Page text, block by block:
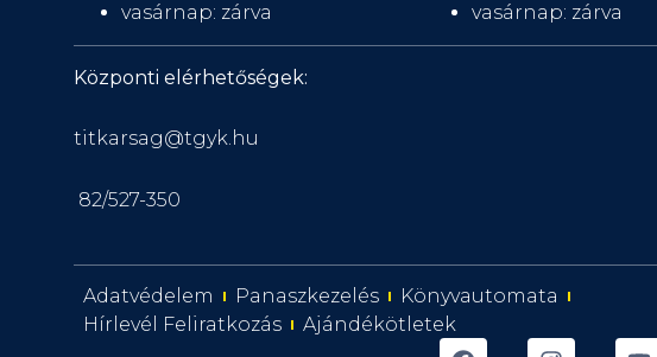
vasárnap: zárva
vasárnap: zárva
Központi elérhetőségek:
titkarsag@tgyk.hu
82/527-350
Adatvédelem Panaszkezelés
Könyvautomata
Hírlevél Feliratkozás
Ajándékötletek